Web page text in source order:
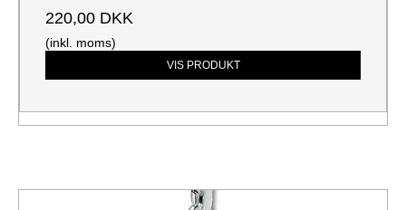
220,00 DKK
(inkl. moms)
VIS PRODUKT